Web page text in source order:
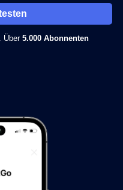
Über 5.000 Abonnenten